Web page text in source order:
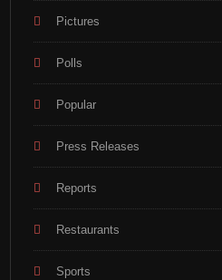
Pictures
Polls
Popular
Press Releases
Reports
Restaurants
Sports